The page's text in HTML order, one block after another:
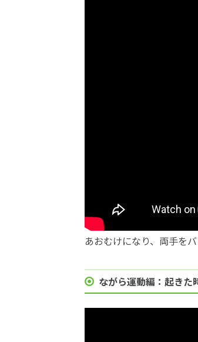
あおむけになり、両手を
ながら運動編：起きた